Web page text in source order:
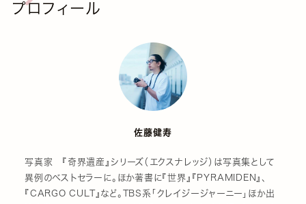
プロフィール
佐藤健寿
写真家 『奇界遺産』シリーズ（エクスナレッジ）は写真集として
異例のベストセラーに。ほか著書に『世界』『PYRAMIDEN』、
『CARGO CULT』など。TBS系「クレイジージャーニー」ほか出